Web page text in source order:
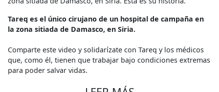
Tareq es el único cirujano de un hospital de campaña en
la zona sitiada de Damasco, en Siria.
Comparte este video y solidarízate con Tareq y los médicos
que, como él, tienen que trabajar bajo condiciones extremas
para poder salvar vidas.